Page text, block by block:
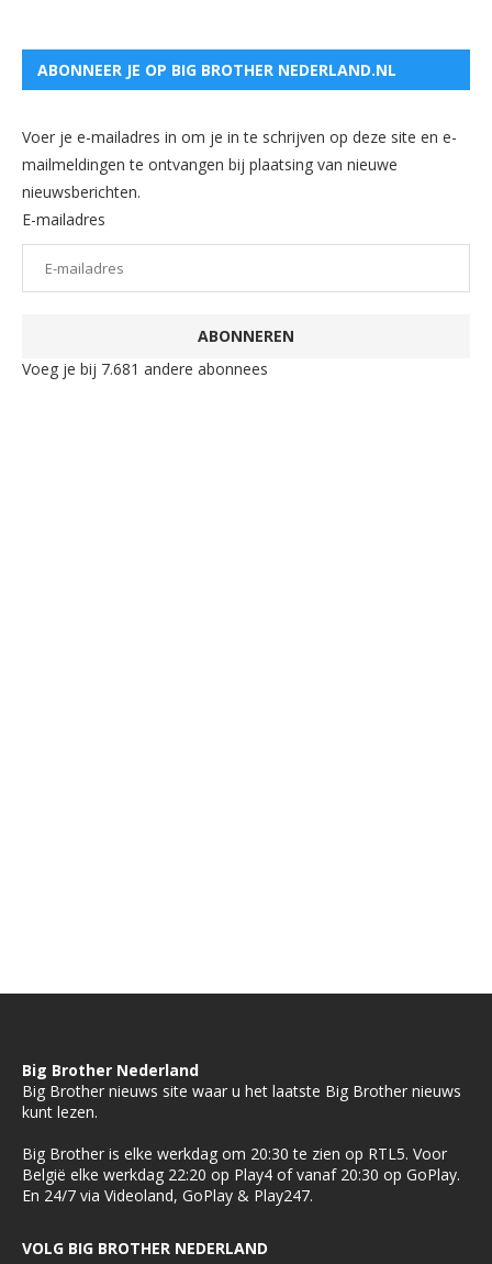
ABONNEER JE OP BIG BROTHER NEDERLAND.NL
Voer je e-mailadres in om je in te schrijven op deze site en e-
mailmeldingen te ontvangen bij plaatsing van nieuwe
nieuwsberichten.
E-mailadres
ABONNEREN
Voeg je bij 7.681 andere abonnees
Big Brother Nederland
Big Brother nieuws site waar u het laatste Big Brother nieuws
kunt lezen.
Big Brother is elke werkdag om 20:30 te zien op RTL5. Voor
België elke werkdag 22:20 op Play4 of vanaf 20:30 op GoPlay.
En 24/7 via Videoland, GoPlay & Play247.
VOLG BIG BROTHER NEDERLAND